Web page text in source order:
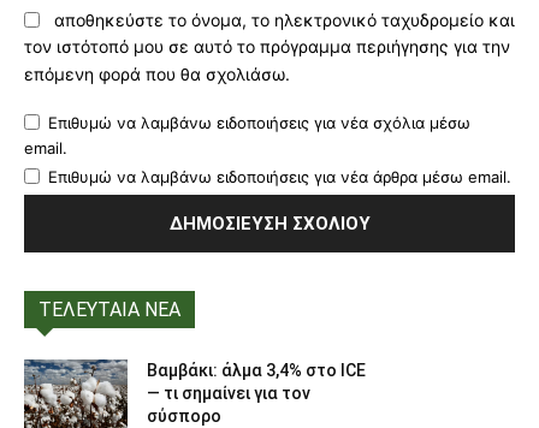
αποθηκεύστε το όνομα, το ηλεκτρονικό ταχυδρομείο και
τον ιστότοπό μου σε αυτό το πρόγραμμα περιήγησης για την
επόμενη φορά που θα σχολιάσω.
Επιθυμώ να λαμβάνω ειδοποιήσεις για νέα σχόλια μέσω
email.
Επιθυμώ να λαμβάνω ειδοποιήσεις για νέα άρθρα μέσω email.
ΤΕΛΕΥΤΑΙΑ ΝΕΑ
Βαμβάκι: άλμα 3,4% στο ICE
— τι σημαίνει για τον
σύσπορο